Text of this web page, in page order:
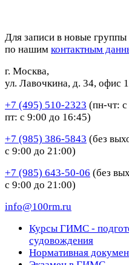
Для записи в новые
по нашим контактным
г. Москва,
ул. Лавочкина, д. 34, офис 1
+7 (495) 510-2323 (пн-чт:
пт: с 9:00 до 16:45)
+7 (985) 386-5843 (без
с 9:00 до 21:00)
+7 (985) 643-50-06 (без
с 9:00 до 21:00)
info@100rm.ru
Курсы ГИМС -
судовождения
Нормативная